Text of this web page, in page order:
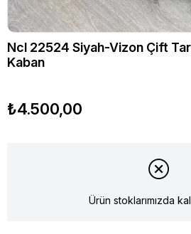
Ncl 22524 Siyah-Vizon Çift
Kaban
₺4.500,00
Ürün stoklarımızda